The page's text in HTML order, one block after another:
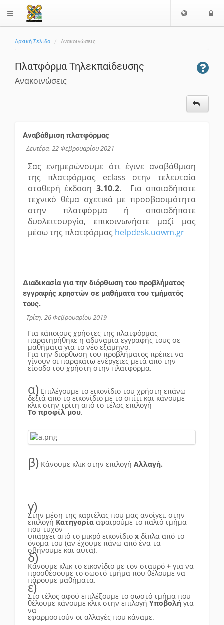
$langMenu
Επιλογή
Αρχική Σελίδα Ανακοινώσεις
Πλατφόρμα Τηλεκπαίδευσης
Ανακοινώσεις
Αναβάθμιση πλατφόρμας
- Δευτέρα, 22 Φεβρουαρίου 2021 -
Σας ενημερώνουμε ότι έγινε αναβάθμιση
της πλατφόρμας eclass στην τελευταία
σταθερή έκδοση 3.10.2. Για οποιαδήποτε
τεχνικό θέμα σχετικά με προσβασιμότητα
στην πλατφόρμα ή οποιαδήποτε
δυσλειτουργία, επικοινωνήστε μαζί μας
μέσω της πλατφόρμας helpdesk.uowm.gr
Διαδικασία για την διόρθωση του προβλήματος
εγγραφής χρηστών σε μαθήματα του τμήματός
τους.
- Τρίτη, 26 Φεβρουαρίου 2019 -
Για κάποιους χρήστες της πλατφόρμας
παρατηρήθηκε η αδυναμία εγγραφής τους σε
μαθήματα για το νέο εξάμηνο.
Για την διόρθωση του προβλήματος πρέπει να
γίνουν οι παρακάτω ενέργειες μετά από την
είσοδο του χρήστη στην πλατφόρμα.
α) Επιλέγουμε το εικονίδιο του χρήστη επάνω
δεξιά από το εικονίδιο με το σπίτι και κάνουμε
κλικ στην τρίτη από το τέλος επιλογή
Το προφίλ μου.
β) Κάνουμε κλικ στην επιλογή Αλλαγή.
γ)
Στην μέση της καρτέλας που μας ανοίγει, στην
επιλογή Κατηγορία αφαιρούμε το παλιό τμήμα
που τυχόν
υπάρχει από το μικρό εικονίδιο x δίπλα από το
όνομα του (αν έχουμε πάνω από ένα τα
σβήνουμε και αυτά).
δ)
Κάνουμε κλικ το εικονίδιο με τον σταυρό + για να
προσθέσουμε το σωστό τμήμα που θέλουμε να
πάρουμε μαθήματα.
ε)
Στο τέλος αφού επιλέξουμε το σωστό τμήμα που
θέλουμε κάνουμε κλικ στην επιλογή Υποβολή για
να
εφαρμοστούν οι αλλαγές που κάναμε.